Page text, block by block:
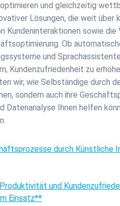
und gleichzeitig
Lösungen, die weit
Kundeninteraktionen sowie
Ob
und
Kundenzufriedenheit zu
wir, wie Selbständige durch
sondern auch ihre
Datenanalyse Ihnen helfen
durch Künstliche
und
Einsatz**